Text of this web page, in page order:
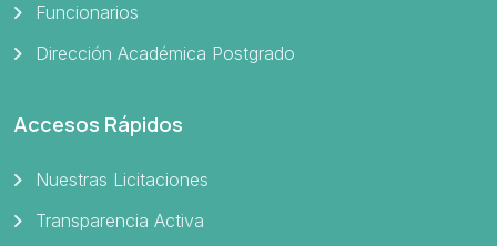
Funcionarios
Dirección Académica Postgrado
Accesos Rápidos
Nuestras Licitaciones
Transparencia Activa